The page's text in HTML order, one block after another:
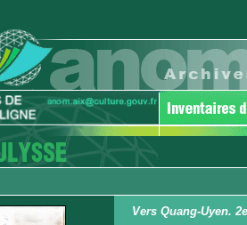
Vers Quang-Uyen.